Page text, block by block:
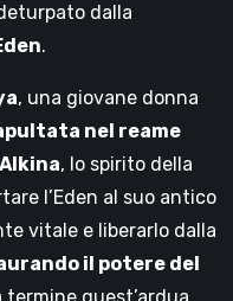
dalla
.
, una giovane donna
nel reame
Alkina, lo spirito della
l’Eden al suo antico
vitale e liberarlo dalla
il potere del